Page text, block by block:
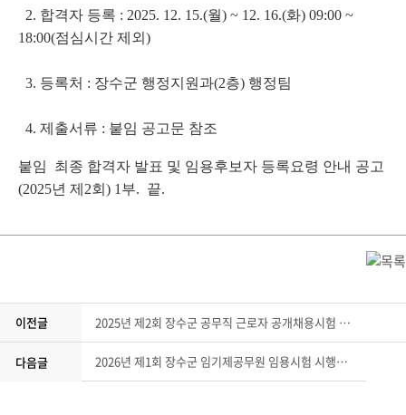
2. 합격자 등록 : 2025. 12. 15.(월) ~ 12. 16.(화) 09:00 ~
18:00(점심시간 제외)
3. 등록처 : 장수군 행정지원과(2층) 행정팀
4. 제출서류 : 붙임 공고문 참조
붙임 최종 합격자 발표 및 임용후보자 등록요령 안내 공고
(2025년 제2회) 1부. 끝.
이전글 2025년 제2회 장수군 공무직 근로자 공개채용시험 서류전형 합격자 발표 및 면접시험 일정 안내 공고
다음글 2026년 제1회 장수군 임기제공무원 임용시험 시행계획 공고